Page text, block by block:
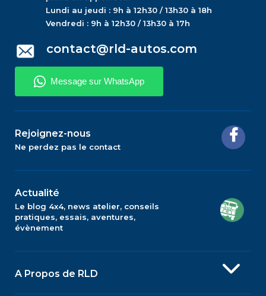
Lundi au jeudi : 9h à 12h30 / 13h30 à 18h
Vendredi : 9h à 12h30 / 13h30 à 17h
contact@rld-autos.com
Rejoignez-nous
Ne perdez pas le contact
Actualité
Le blog 4x4, news atelier, conseils
pratiques, essais, aventures,
évènement
A Propos de RLD